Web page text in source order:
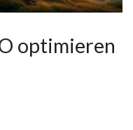
optimieren